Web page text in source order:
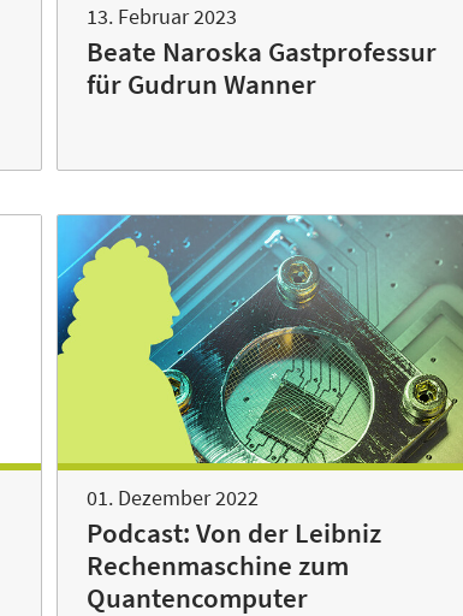
13. Februar 2023
Beate Naroska Gastprofessur
für Gudrun Wanner
01. Dezember 2022
Podcast: Von der Leibniz
Rechenmaschine zum
Quantencomputer